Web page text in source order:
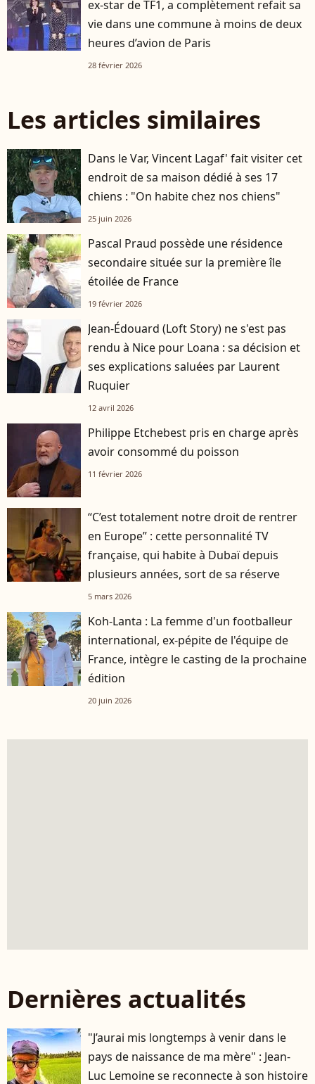
ex-star de TF1, a complètement refait sa
vie dans une commune à moins de deux
heures d’avion de Paris
28 février 2026
Les articles similaires
Dans le Var, Vincent Lagaf' fait visiter cet
endroit de sa maison dédié à ses 17
chiens : "On habite chez nos chiens"
25 juin 2026
Pascal Praud possède une résidence
secondaire située sur la première île
étoilée de France
19 février 2026
Jean-Édouard (Loft Story) ne s'est pas
rendu à Nice pour Loana : sa décision et
ses explications saluées par Laurent
Ruquier
12 avril 2026
Philippe Etchebest pris en charge après
avoir consommé du poisson
11 février 2026
“C’est totalement notre droit de rentrer
en Europe” : cette personnalité TV
française, qui habite à Dubaï depuis
plusieurs années, sort de sa réserve
5 mars 2026
Koh-Lanta : La femme d'un footballeur
international, ex-pépite de l'équipe de
France, intègre le casting de la prochaine
édition
20 juin 2026
Dernières actualités
"J’aurai mis longtemps à venir dans le
pays de naissance de ma mère" : Jean-
Luc Lemoine se reconnecte à son histoire